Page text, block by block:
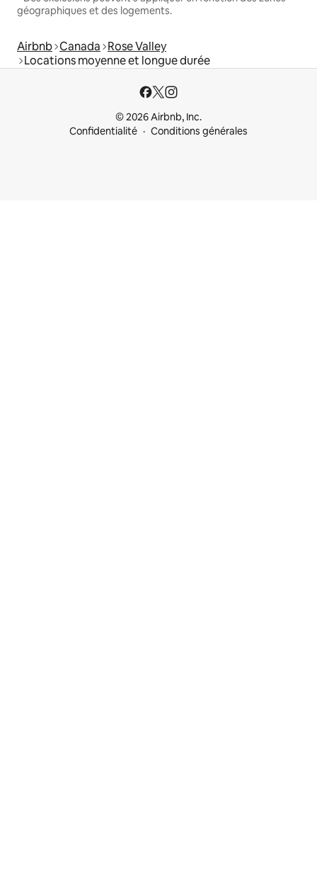
géographiques et des logements.
Airbnb Canada Rose Valley
Locations moyenne et longue durée
© 2026 Airbnb, Inc.
Confidentialité
Conditions générales